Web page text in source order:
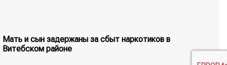
Мать и сын задержаны за сбыт наркотиков в
Витебском районе